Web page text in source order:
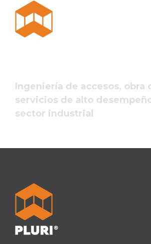
Ingeniería de accesos, obra
servicios de alto
sector industrial